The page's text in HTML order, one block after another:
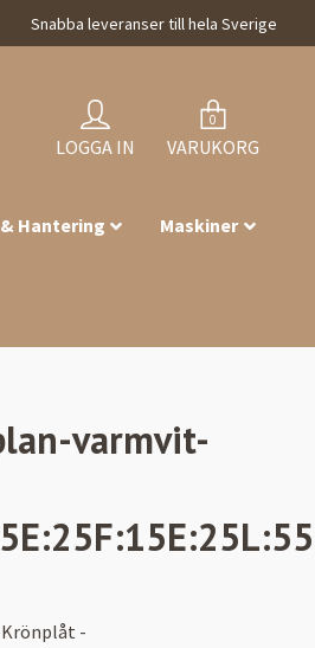
Snabba leveranser till hela Sverige
LOGGA IN
0
VARUKORG
Hantering Maskiner
varmvit-
-